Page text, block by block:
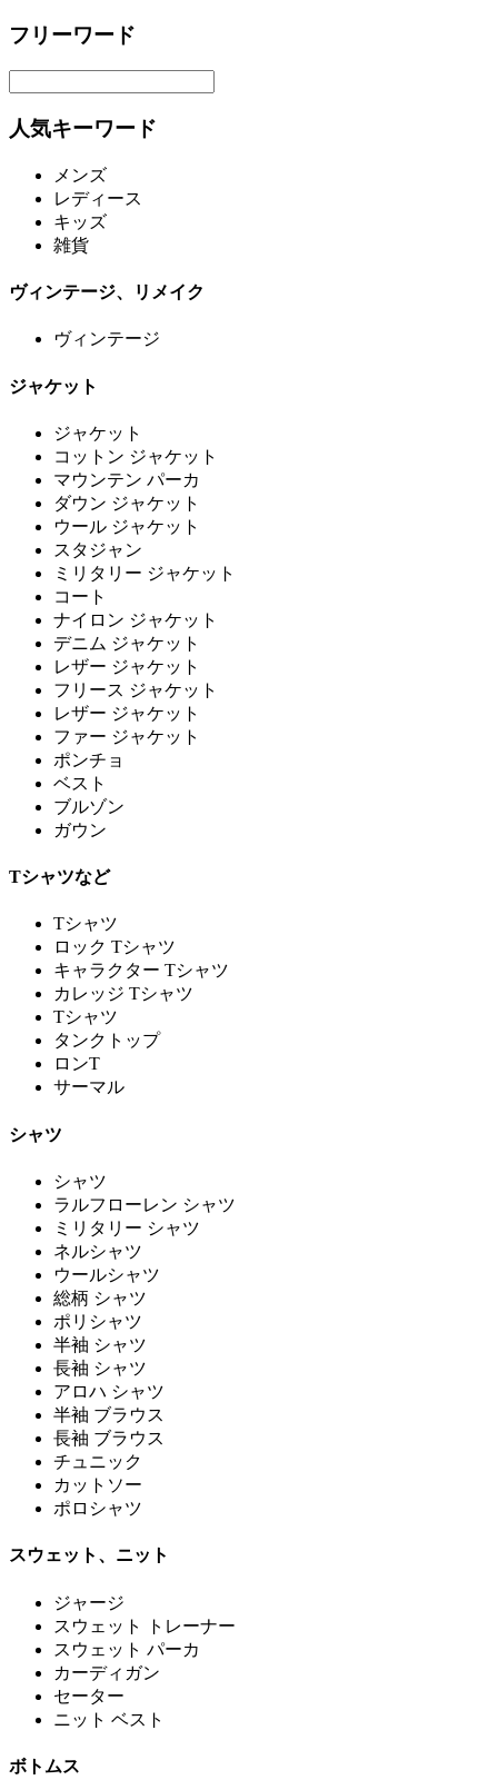
フリーワード
人気キーワード
メンズ
レディース
キッズ
雑貨
ヴィンテージ、リメイク
ヴィンテージ
ジャケット
ジャケット
コットン ジャケット
マウンテン パーカ
ダウン ジャケット
ウール ジャケット
スタジャン
ミリタリー ジャケット
コート
ナイロン ジャケット
デニム ジャケット
レザー ジャケット
フリース ジャケット
レザー ジャケット
ファー ジャケット
ポンチョ
ベスト
ブルゾン
ガウン
Tシャツなど
Tシャツ
ロック Tシャツ
キャラクター Tシャツ
カレッジ Tシャツ
Tシャツ
タンクトップ
ロンT
サーマル
シャツ
シャツ
ラルフローレン シャツ
ミリタリー シャツ
ネルシャツ
ウールシャツ
総柄 シャツ
ポリシャツ
半袖 シャツ
長袖 シャツ
アロハ シャツ
半袖 ブラウス
長袖 ブラウス
チュニック
カットソー
ポロシャツ
スウェット、ニット
ジャージ
スウェット トレーナー
スウェット パーカ
カーディガン
セーター
ニット ベスト
ボトムス